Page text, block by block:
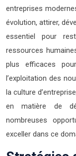
entreprises
évolution, attirer,
essentiel pour
ressources
plus efficaces
l’exploitation des
la culture
en matière de
nombreuses
exceller dans ce